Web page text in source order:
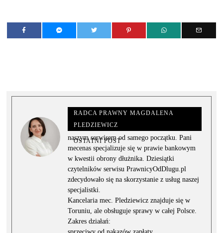
RADCA PRAWNY MAGDALENA
PLEDZIEWICZ
OSTATNI POST
Radca prawny Magdalena Pledziewicz jest z
naszym serwisem od samego początku. Pani
mecenas specjalizuje się w prawie bankowym
w kwestii obrony dłużnika. Dziesiątki
czytelników serwisu PrawnicyOdDlugu.pl
zdecydowało się na skorzystanie z usług naszej
specjalistki.
Kancelaria mec. Pledziewicz znajduje się w
Toruniu, ale obsługuje sprawy w całej Polsce.
Zakres działań: